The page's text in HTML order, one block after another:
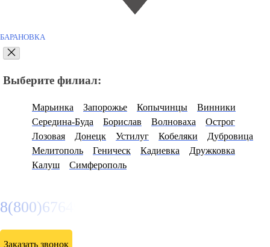
БАРАНОВКА
Выберите филиал:
Марьинка Запорожье Копычинцы
Винники
Середина-Буда
Борислав Волноваха
Острог
Лозовая
Донецк Устилуг Кобеляки
Дубровица
Мелитополь
Геническ Кадиевка
Дружковка
Калуш
Симферополь
8(800)6764935
Заказать звонок